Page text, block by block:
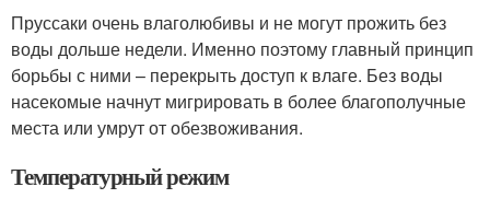
Пруссаки очень влаголюбивы и не могут прожить без
воды дольше недели. Именно поэтому главный принцип
борьбы с ними – перекрыть доступ к влаге. Без воды
насекомые начнут мигрировать в более благополучные
места или умрут от обезвоживания.
Температурный режим